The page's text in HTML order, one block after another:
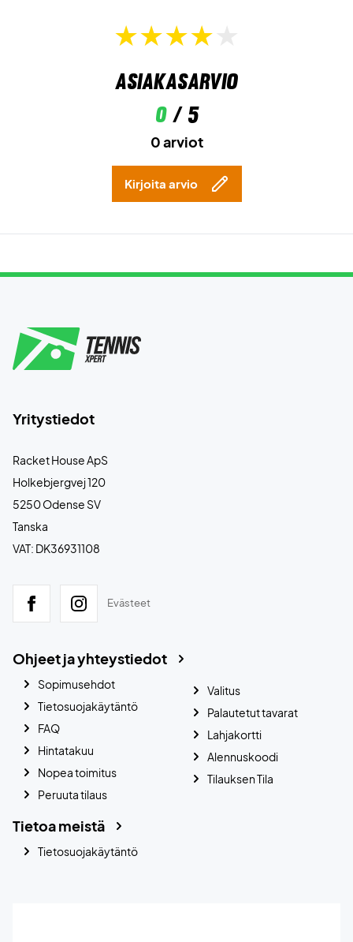
Asiakasarvio
0/ 5
0 arviot
Kirjoita arvio
Yritystiedot
Racket House ApS
Holkebjergvej 120
5250 Odense SV
Tanska
VAT: DK36931108
Evästeet
Ohjeet ja yhteystiedot
Sopimusehdot
Tietosuojakäytäntö
FAQ
Hintatakuu
Nopea toimitus
Peruuta tilaus
Valitus
Palautetut tavarat
Lahjakortti
Alennuskoodi
Tilauksen Tila
Tietoa meistä
Tietosuojakäytäntö